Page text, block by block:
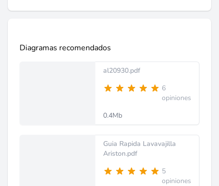
Diagramas recomendados
al20930.pdf
6
opiniones
0.4Mb
Guia Rapida Lavavajilla
Ariston.pdf
5
opiniones